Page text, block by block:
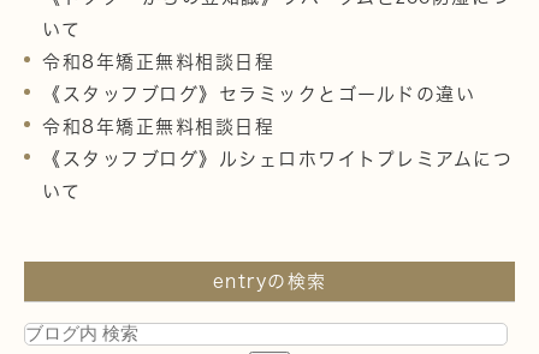
いて
令和8年矯正無料相談日程
《スタッフブログ》セラミックとゴールドの違い
令和8年矯正無料相談日程
《スタッフブログ》ルシェロホワイトプレミアムにつ
いて
entryの検索